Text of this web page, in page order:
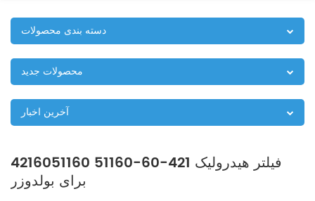
دسته بندی محصولات
محصولات جدید
آخرین اخبار
فیلتر هیدرولیک 421-60-51160 4216051160
برای بولدوزر